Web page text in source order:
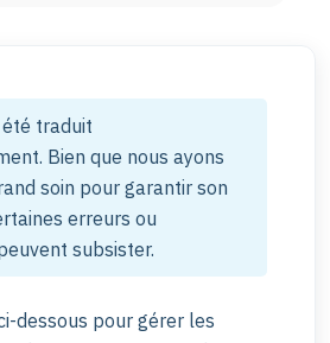
traduit
Bien que nous ayons
soin pour garantir son
erreurs ou
subsister.
dessous pour gérer les